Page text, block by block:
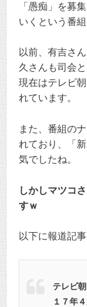
「愚痴」を募
いくという番組
以前、有吉さ
久さんも司会
現在はテレビ
れています。
また、番組の
れており、「
気でしたね。
しかしマツコ
すｗ
以下に報道記
テレビ
１７年